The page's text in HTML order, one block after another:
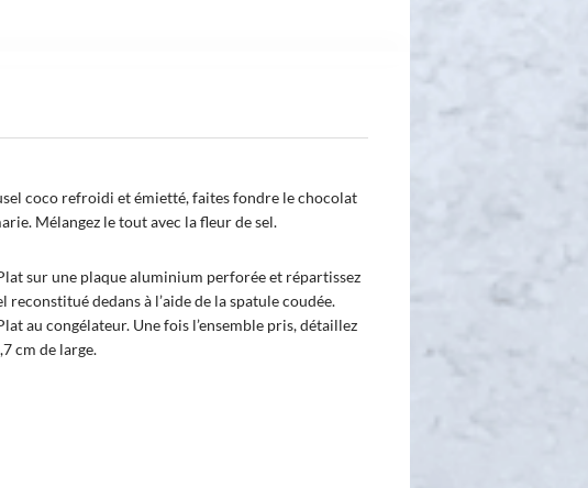
coco refroidi et émietté, faites fondre le chocolat
Mélangez le tout avec la fleur de sel.
sur une plaque aluminium perforée et répartissez
reconstitué dedans à l’aide de la spatule coudée.
au congélateur. Une fois l’ensemble pris, détaillez
cm de large.